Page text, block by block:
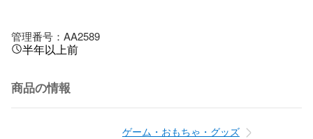
管理番号：AA2589
半年以上前
商品の情報
ゲーム・おもちゃ・グッズ